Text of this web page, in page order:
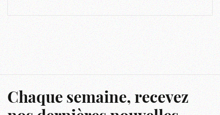
Chaque semaine, recevez